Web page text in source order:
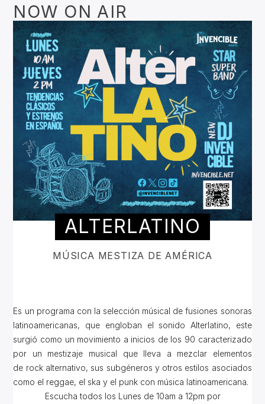
NOW ON AIR
ALTERLATINO
MÚSICA MESTIZA DE AMÉRICA
Es un programa con la selección músical de fusiones sonoras
latinoamericanas, que engloban el sonido Alterlatino, este
surgió como un movimiento a inicios de los 90 caracterizado
por un mestizaje musical que lleva a mezclar elementos
de rock alternativo, sus subgéneros y otros estilos asociados
como el reggae, el ska y el punk con música latinoamericana.
Escucha todos los Lunes de 10am a 12pm por